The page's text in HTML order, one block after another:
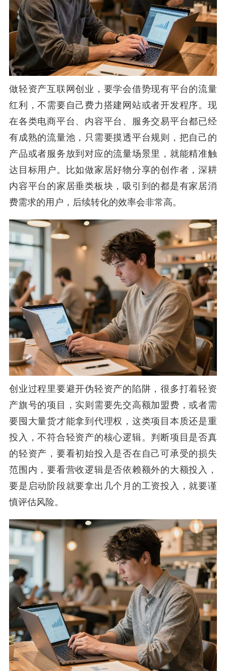
做轻资产互联网创业，要学会借势现有平台的流量
红利，不需要自己费力搭建网站或者开发程序。现
在各类电商平台、内容平台、服务交易平台都已经
有成熟的流量池，只需要摸透平台规则，把自己的
产品或者服务放到对应的流量场景里，就能精准触
达目标用户。比如做家居好物分享的创作者，深耕
内容平台的家居垂类板块，吸引到的都是有家居消
费需求的用户，后续转化的效率会非常高。
创业过程里要避开伪轻资产的陷阱，很多打着轻资
产旗号的项目，实则需要先交高额加盟费，或者需
要囤大量货才能拿到代理权，这类项目本质还是重
投入，不符合轻资产的核心逻辑。判断项目是否真
的轻资产，要看初始投入是否在自己可承受的损失
范围内，要看营收逻辑是否依赖额外的大额投入，
要是启动阶段就要拿出几个月的工资投入，就要谨
慎评估风险。